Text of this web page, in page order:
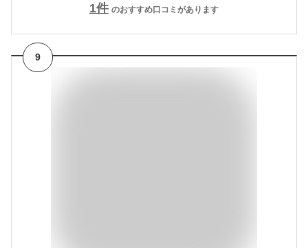
1件 のおすすめ口コミがあります
9